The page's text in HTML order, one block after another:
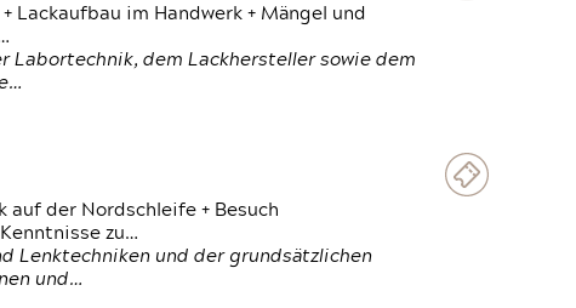
Lackaufbau im Handwerk + Mängel und
Labortechnik, dem Lackhersteller sowie dem
auf der Nordschleife + Besuch
zu…
Lenktechniken und der grundsätzlichen
und…